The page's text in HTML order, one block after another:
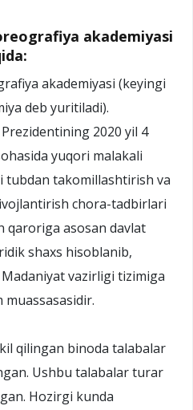
akademiyasi
akademiyasi (keyingi
deb yuritiladi).
2020 yil 4
yuqori malakali
tubdan takomillashtirish va
chora-tadbirlari
qaroriga asosan davlat
shaxs hisoblanib,
vazirligi tizimiga
qilingan binoda talabalar
Ushbu talabalar turar
Hozirgi kunda